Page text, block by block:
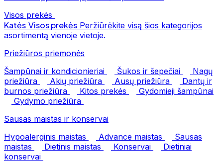
Visos prekės
Katės Visos prekės Peržiūrėkite visą šios kategorijos
asortimentą vienoje vietoje.
Priežiūros priemonės
Šampūnai ir kondicionieriai
Šukos ir šepečiai
Nagų
priežiūra
Akių priežiūra Ausų priežiūra
Dantų ir
burnos priežiūra
Kitos prekės
Gydomieji šampūnai
Gydymo priežiūra
Sausas maistas ir konservai
Hypoalerginis maistas
Advance maistas
Sausas
maistas
Dietinis maistas Konservai
Dietiniai
konservai